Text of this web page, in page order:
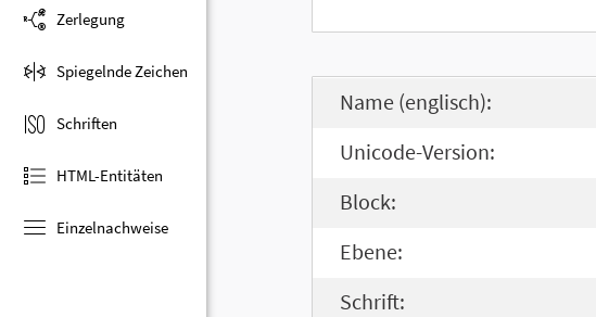
Zerlegung
Spiegelnde Zeichen
Schriften
HTML-Entitäten
Einzelnachweise
Name (englisch):
Unicode-Version:
Block:
Ebene:
Schrift: